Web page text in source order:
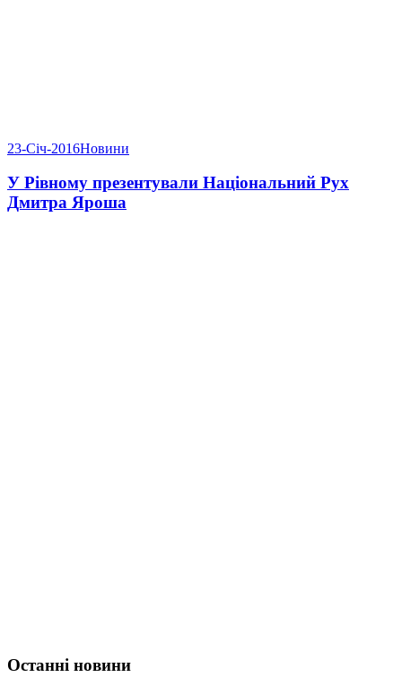
23-Січ-2016Новини
У Рівному презентували Національний Рух
Дмитра Яроша
Останні новини